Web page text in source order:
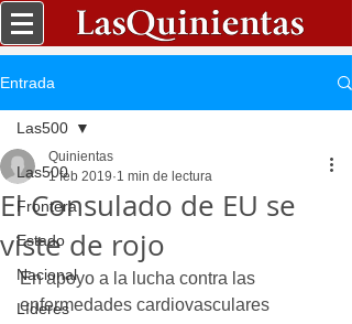
Entrada
Las500
Frontera
Estado
Nacional
Líderes
Las500
El Consulado de EU se
viste de rojo
Quinientas
1 feb 2019 1 min de lectura
En apoyo a la lucha contra las
enfermedades cardiovasculares